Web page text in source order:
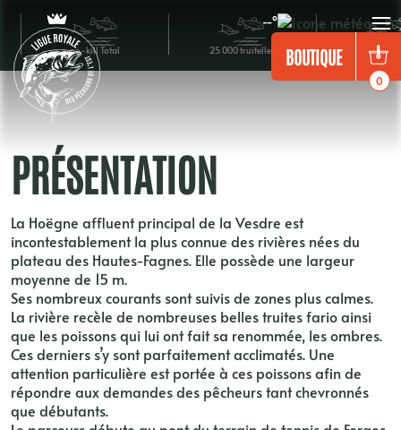
--°
BOUTIQUE
0
HOËGNE
no-kill Total 25 000 truitelles 500 ombrets
PRÉSENTATION
La Hoëgne affluent principal de la Vesdre est
incontestablement la plus connue des rivières nées du
plateau des Hautes-Fagnes. Elle possède une largeur
moyenne de 15 m.
Ses nombreux courants sont suivis de zones plus calmes.
La rivière recèle de nombreuses belles truites fario ainsi
que les poissons qui lui ont fait sa renommée, les ombres.
Ces derniers s’y sont parfaitement acclimatés. Une
attention particulière est portée à ces poissons afin de
répondre aux demandes des pêcheurs tant chevronnés
que débutants.
Panneau de gestion des cookies